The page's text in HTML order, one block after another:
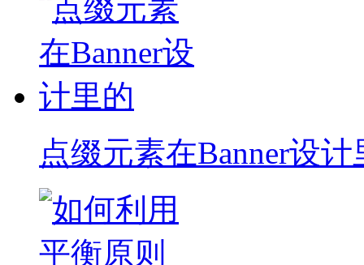
点缀元素在Banner设计